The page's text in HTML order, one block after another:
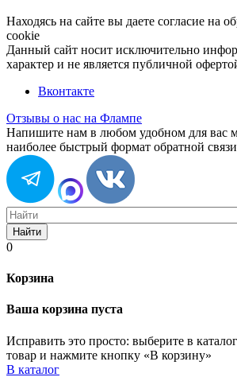
Находясь на сайте вы даете согласие на
cookie
Данный сайт носит исключительно
характер и не является публичной
Вконтакте
Отзывы о нас на Флампе
Напишите нам в любом удобном для вас
наиболее быстрый формат обратной
Найти
0
Корзина
Ваша корзина пуста
Исправить это просто: выберите в
товар и нажмите кнопку «В корзину»
В каталог